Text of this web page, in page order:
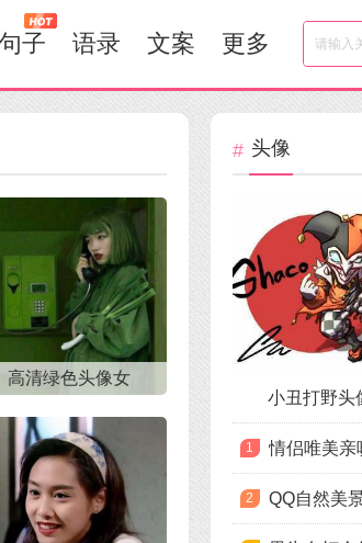
子 语录 文案 更多
高清绿色头像女
头像
小丑打野头
1 情侣唯美亲
2 QQ自然美